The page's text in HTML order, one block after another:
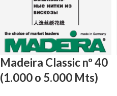
Madeira Classic nº 40
(1.000 o 5.000 Mts)